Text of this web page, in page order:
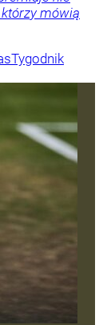
mówią
Tygodnik